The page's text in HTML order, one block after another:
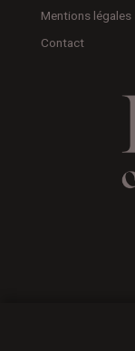
Mentions légales
Contact